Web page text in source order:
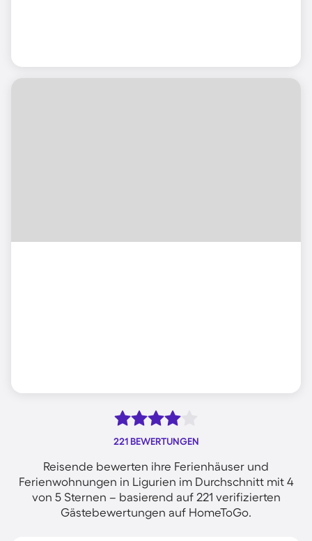
221 BEWERTUNGEN
Reisende bewerten ihre Ferienhäuser und
Ferienwohnungen in Ligurien im Durchschnitt mit 4
von 5 Sternen – basierend auf 221 verifizierten
Gästebewertungen auf HomeToGo.